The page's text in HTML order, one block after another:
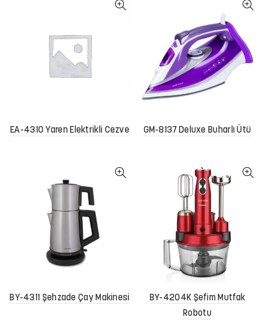
EA-4310 Yaren Elektrikli Cezve GM-8137 Deluxe Buharlı Ütü
BY-4311 Şehzade Çay Makinesi
BY-4204K Şefim Mutfak
Robotu